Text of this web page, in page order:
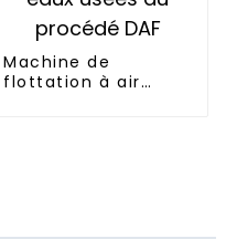
Machine de
flottation à air